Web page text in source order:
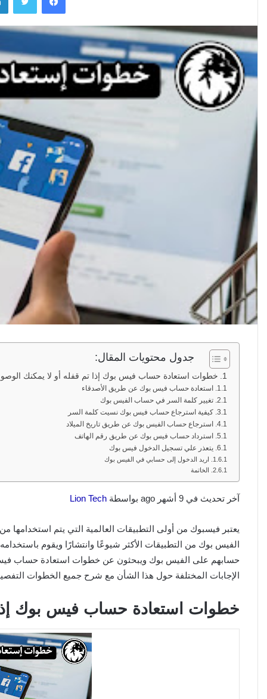
جدول محتويات المقال:
خطوات استعادة حساب فيس بوك إذا تم قفله أو لا يمكنك
استعادة حساب فيس بوك عن طريق الأصدقاء
تغيير كلمة السر في حساب الفيس بوك
كيفية استرجاع حساب فيس بوك نسيت كلمة السر
استرجاع حساب الفيس بوك عن طريق تاريخ الميلاد
استرداد حساب فيس بوك عن طريق رقم الهاتف
يتعذر علي تسجيل الدخول فيس بوك
اريد الدخول إلى حسابي في الفيس بوك
الخاتمة
آخر تحديث في 9 أشهر ago بواسطة Lion Tech
يعتبر فيسبوك من أولى التطبيقات العالمية التي يتم
الفيس بوك من التطبيقات الأكثر شيوعًا وانتشارًا ويقوم
حسابهم على الفيس بوك ويبحثون عن خطوات استعادة حساب فيس
الإجابات المختلفة حول هذا الشأن مع شرح جميع الخطوات
خطوات استعادة حساب فيس بوك إذا